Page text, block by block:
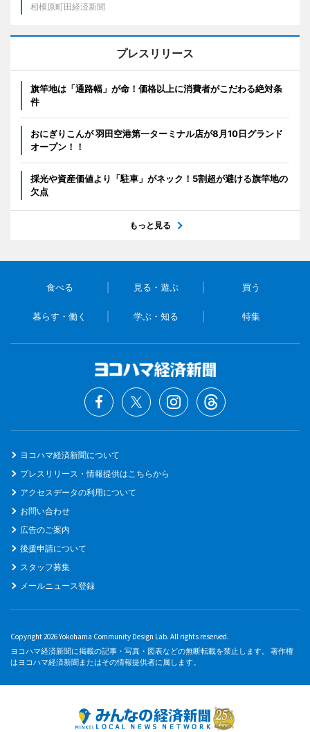
相模原町田経済新聞
プレスリリース
旗竿地は「通路幅」が命！価格以上に消費者がこだわる絶対条
件
おにぎりこんが 羽田空港第一ターミナル店が8月10日グランド
オープン！！
採光や資産価値より「駐車」がネック！5割超が避ける旗竿地の
欠点
もっと見る
食べる 見る・遊ぶ 買う
暮らす・働く 学ぶ・知る 特集
ヨコハマ経済新聞について
プレスリリース・情報提供はこちらから
アクセスデータの利用について
お問い合わせ
広告のご案内
後援申請について
スタッフ募集
メールニュース登録
Copyright 2026 Yokohama Community Design Lab. All rights reserved.
ヨコハマ経済新聞に掲載の記事・写真・図表などの無断転載を禁止します。 著作権
はヨコハマ経済新聞またはその情報提供者に属します。